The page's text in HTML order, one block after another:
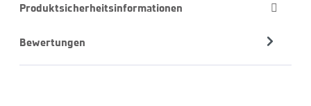
Produktsicherheitsinformationen
Bewertungen